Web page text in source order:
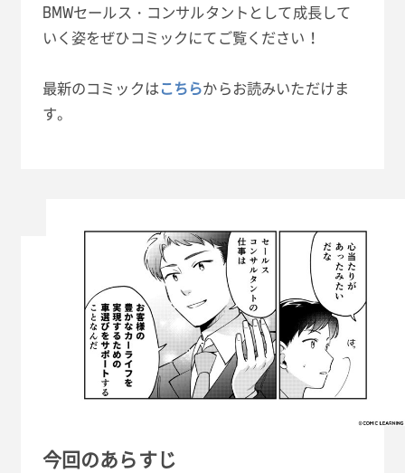
BMWセールス・コンサルタントとして成長して
いく姿をぜひコミックにてご覧ください！
最新のコミックはこちらからお読みいただけま
す。
今回のあらすじ